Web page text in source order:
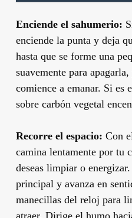
Enciende el sahumerio:
enciende la punta y deja
hasta que se forme una
suavemente para
comience a emanar. Si es
sobre carbón vegetal
Recorre el espacio: Con
camina lentamente por tu
deseas limpiar o
principal y avanza en
manecillas del reloj para